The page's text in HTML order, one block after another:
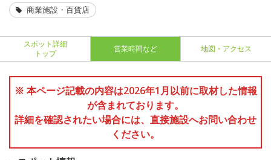
商業施設・百貨店
スポット詳細
トップ
営業時間など 地図・アクセス
※ 本ページ記載の内容は2026年1月以前に取材した情報
が含まれております。
詳細を確認されたい場合には、直接施設へお問い合わせ
ください。